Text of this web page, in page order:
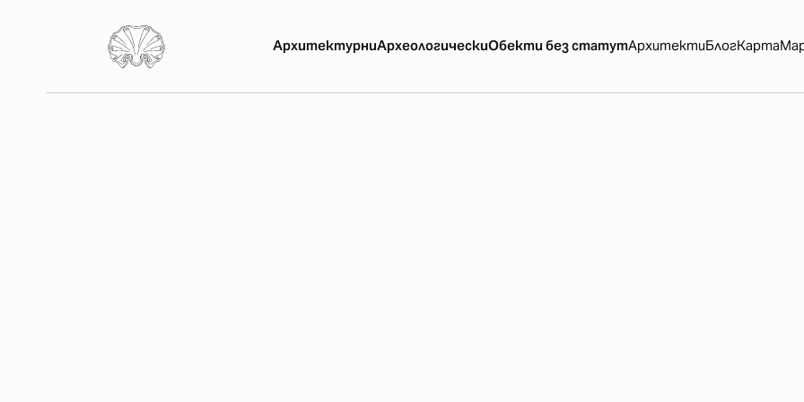
АрхитектурниАрхеологическиОбекти без статутАрхитектиБлогКарта